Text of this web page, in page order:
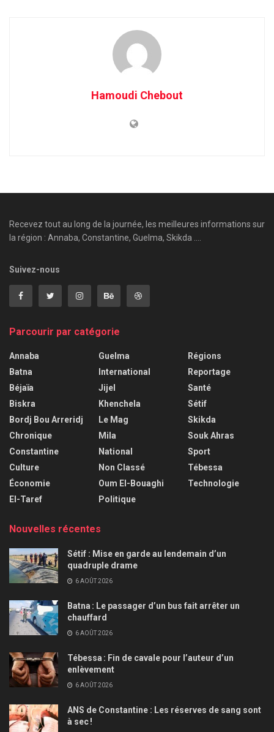
Hamoudi Chebout
Recevez tout au long de la journée, les meilleures informations sur
la région : Annaba, Constantine, Guelma, Skikda ....
Suivez-nous
Parcourir par catégorie
Annaba
Batna
Béjaïa
Biskra
Bordj Bou Arreridj
Chronique
Constantine
Culture
Économie
El-Taref
Guelma
International
Jijel
Khenchela
Le Mag
Mila
National
Non Classé
Oum El-Bouaghi
Politique
Régions
Reportage
Santé
Sétif
Skikda
Souk Ahras
Sport
Tébessa
Technologie
Nouvelles récentes
Sétif : Mise en garde au lendemain d’un
quadruple drame
6 AOÛT 2026
Batna : Le passager d’un bus fait arrêter un
chauffard
6 AOÛT 2026
Tébessa : Fin de cavale pour l’auteur d’un
enlèvement
6 AOÛT 2026
ANS de Constantine : Les réserves de sang sont
à sec !